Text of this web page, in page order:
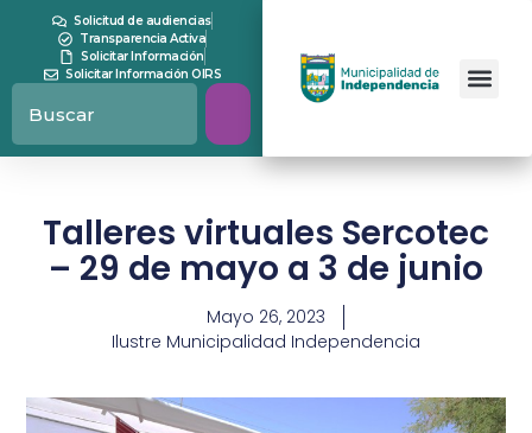
Solicitud de audiencias
Transparencia Activa
Solicitar Información
Solicitar Información OIRS
Talleres virtuales Sercotec
– 29 de mayo a 3 de junio
Mayo 26, 2023
Ilustre Municipalidad Independencia